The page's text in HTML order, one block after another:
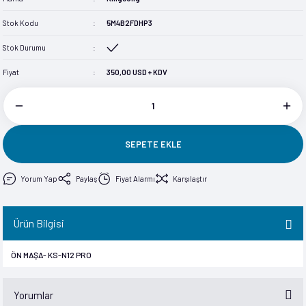
Stok Kodu 5M4B2FDHP3
Stok Durumu
Fiyat 350,00 USD + KDV
SEPETE EKLE
Yorum Yap Paylaş Fiyat Alarmı Karşılaştır
Ürün Bilgisi
ÖN MAŞA- KS-N12 PRO
Yorumlar